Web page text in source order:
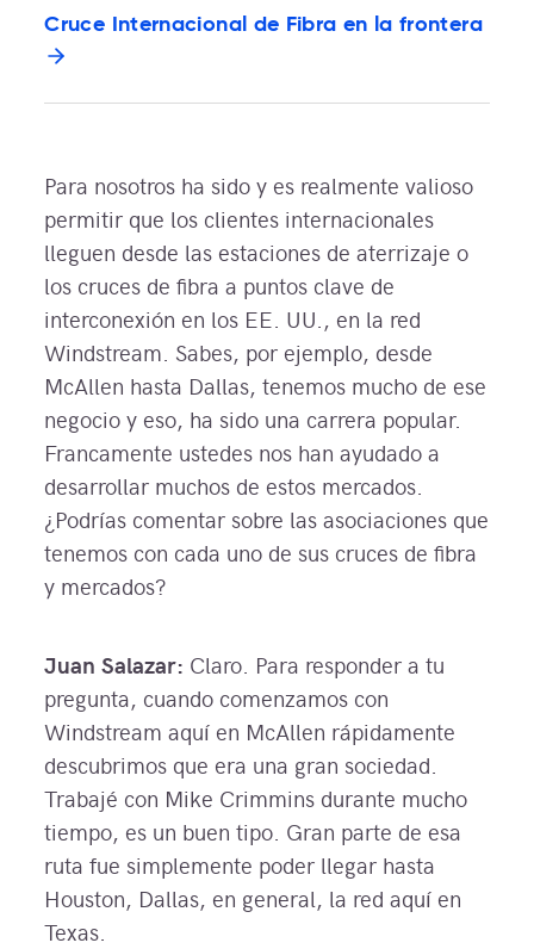
Cruce Internacional de Fibra en la frontera
Para nosotros ha sido y es realmente valioso
permitir que los clientes internacionales
lleguen desde las estaciones de aterrizaje o
los cruces de fibra a puntos clave de
interconexión en los EE. UU., en la red
Windstream. Sabes, por ejemplo, desde
McAllen hasta Dallas, tenemos mucho de ese
negocio y eso, ha sido una carrera popular.
Francamente ustedes nos han ayudado a
desarrollar muchos de estos mercados.
¿Podrías comentar sobre las asociaciones que
tenemos con cada uno de sus cruces de fibra
y mercados?
Juan Salazar: Claro. Para responder a tu
pregunta, cuando comenzamos con
Windstream aquí en McAllen rápidamente
descubrimos que era una gran sociedad.
Trabajé con Mike Crimmins durante mucho
tiempo, es un buen tipo. Gran parte de esa
ruta fue simplemente poder llegar hasta
Houston, Dallas, en general, la red aquí en
Texas.